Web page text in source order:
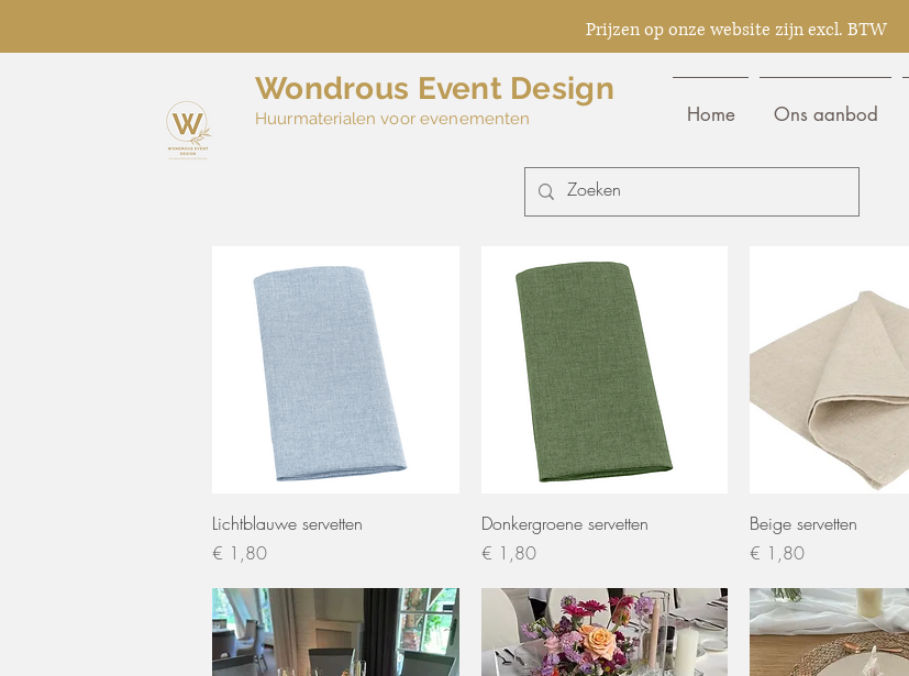
Prijzen op onze website zijn excl. BTW
Wondrous Event Design
Huurmaterialen voor evenementen Home Ons aanbod
Snel overzicht
Lichtblauwe servetten
Prijs
€ 1,80
Snel overzicht
Donkergroene servetten
Prijs
€ 1,80
Snel overzicht
Beige servetten
Prijs
€ 1,80